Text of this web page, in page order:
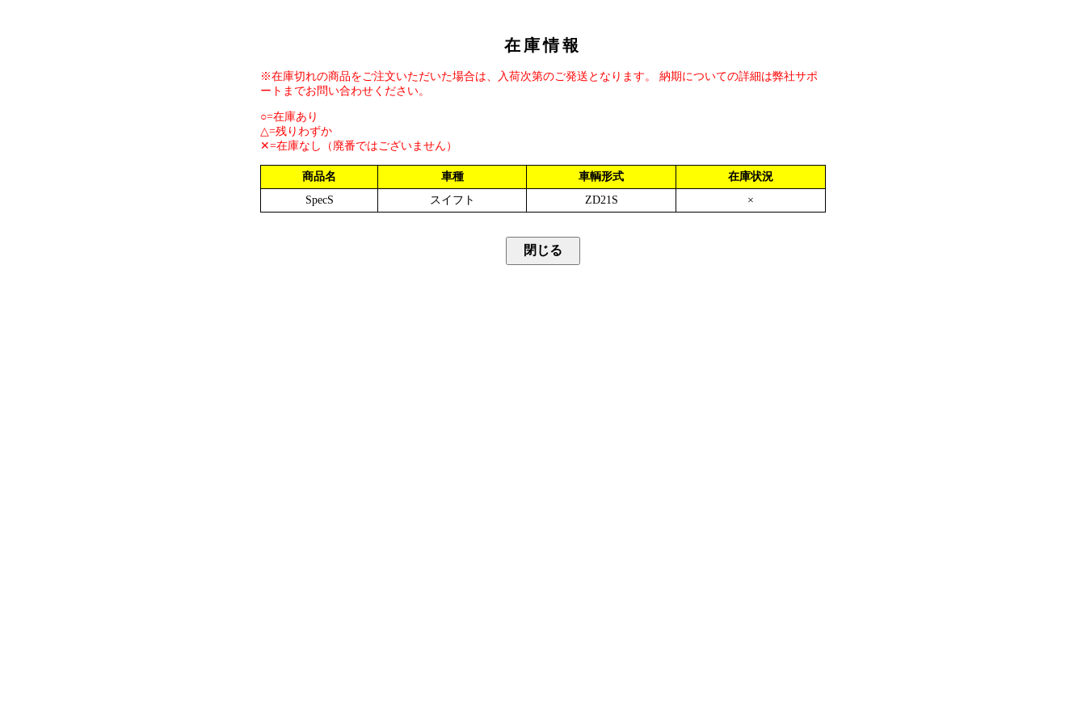
在庫情報
※在庫切れの商品をご注文いただいた場合は、入荷次第のご発送となります。 納期についての詳細は弊社サポ
ートまでお問い合わせください。
○=在庫あり
△=残りわずか
✕=在庫なし（廃番ではございません）
商品名 車種 車輌形式
在庫状況
SpecS
スイフト ZD21S ×